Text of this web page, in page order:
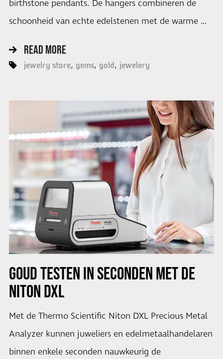
birthstone pendants. De hangers combineren de
schoonheid van echte edelstenen met de warme …
READ MORE
jewelry store gems gold jewelery
GOUD TESTEN IN SECONDEN MET DE
NITON DXL
Met de Thermo Scientific Niton DXL Precious Metal
Analyzer kunnen juweliers en edelmetaalhandelaren
binnen enkele seconden nauwkeurig de